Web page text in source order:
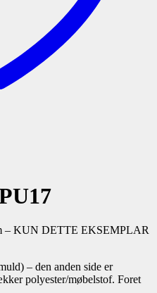
– KUN DETTE EKSEMPLAR
– den anden side er
polyester/møbelstof. Foret